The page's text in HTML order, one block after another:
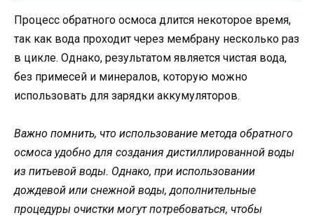
Процесс обратного осмоса длится некоторое время,
так как вода проходит через мембрану несколько раз
в цикле. Однако, результатом является чистая вода,
без примесей и минералов, которую можно
использовать для зарядки аккумуляторов.
Важно помнить, что использование метода обратного
осмоса удобно для создания дистиллированной воды
из питьевой воды. Однако, при использовании
дождевой или снежной воды, дополнительные
процедуры очистки могут потребоваться, чтобы